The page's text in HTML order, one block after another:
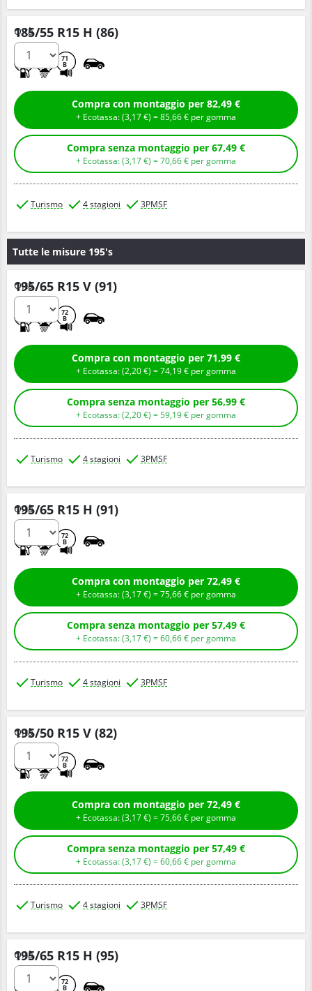
185/55 R15 H (86)
71
B
Q.tà
Compra con montaggio per 82,49 €
+ Ecotassa: (3,17€ ) =85,66€ per gomma
Compra senza montaggio per 67,49 €
+ Ecotassa: (3,17€ ) =70,66€ per gomma
Turismo 4 stagioni 3PMSF
Tutte le misure 195's
195/65 R15 V (91)
72
B
Q.tà
Compra con montaggio per 71,99 €
+ Ecotassa: (2,20€ ) =74,19€ per gomma
Compra senza montaggio per 56,99 €
+ Ecotassa: (2,20€ ) =59,19€ per gomma
Turismo 4 stagioni 3PMSF
195/65 R15 H (91)
72
B
Q.tà
Compra con montaggio per 72,49 €
+ Ecotassa: (3,17€ ) =75,66€ per gomma
Compra senza montaggio per 57,49 €
+ Ecotassa: (3,17€ ) =60,66€ per gomma
Turismo 4 stagioni 3PMSF
195/50 R15 V (82)
72
B
Q.tà
Compra con montaggio per 72,49 €
+ Ecotassa: (3,17€ ) =75,66€ per gomma
Compra senza montaggio per 57,49 €
+ Ecotassa: (3,17€ ) =60,66€ per gomma
Turismo 4 stagioni 3PMSF
195/65 R15 H (95)
72
B
Q.tà